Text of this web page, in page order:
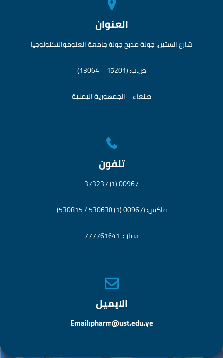
العنوان
شارع الستين، جولة مذبح جولة جامعة العلوموالتكنولوجيا
ص.ب: (15201 – 13064)
صنعاء – الجمهورية اليمنية
تلفون
00967 (1) 373237
فاكس: (00967 (1) 530630 / 530815)
سيار : 777761641
الايميل
Email:pharm@ust.edu.ye